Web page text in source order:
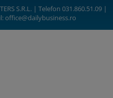
S.R.L. | Telefon 031.860.51.09 |
office@dailybusiness.ro